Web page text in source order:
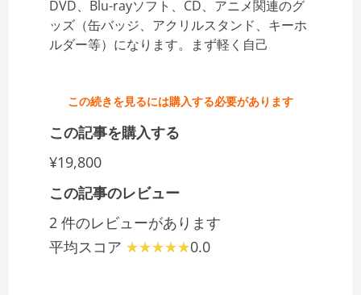
DVD、Blu-rayソフト、CD、アニメ関連のグ
ッズ（缶バッジ、アクリルスタンド、キーホ
ルダー等）になります。まず軽く自己
この続きを見るには購入する必要があります
この記事を購入する
¥19,800
この記事のレビュー
2 件のレビューがあります
平均スコア
0.0